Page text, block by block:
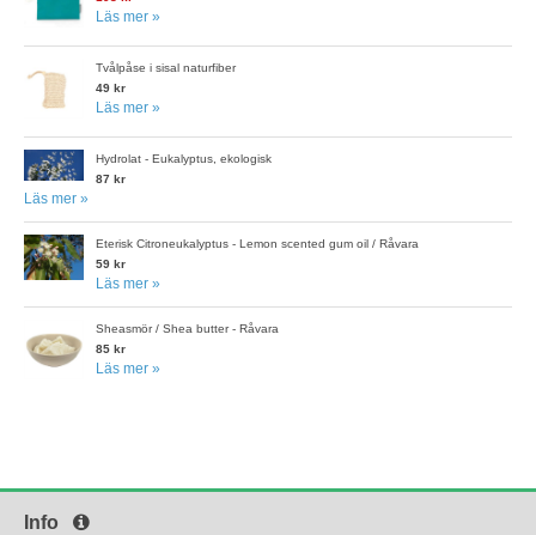
Läs mer »
Tvålpåse i sisal naturfiber
49 kr
Läs mer »
Hydrolat - Eukalyptus, ekologisk
87 kr
Läs mer »
Eterisk Citroneukalyptus - Lemon scented gum oil / Råvara
59 kr
Läs mer »
Sheasmör / Shea butter - Råvara
85 kr
Läs mer »
Info